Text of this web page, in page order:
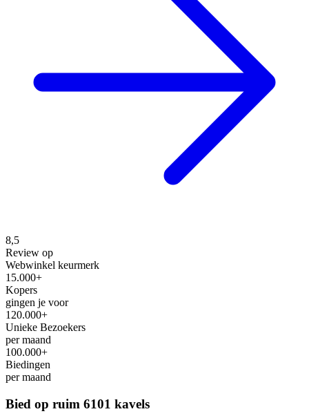
8,5
Review op
Webwinkel keurmerk
15.000+
Kopers
gingen je voor
120.000+
Unieke Bezoekers
per maand
100.000+
Biedingen
per maand
Bied op ruim 6101 kavels